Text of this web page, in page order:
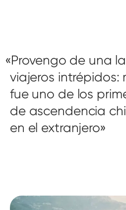
Provengo de una
viajeros intrépidos:
fue uno de los
de ascendencia
en el extranjero